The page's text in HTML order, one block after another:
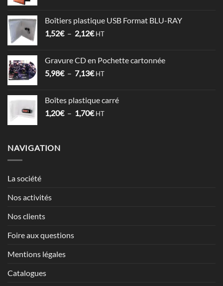
1,53€
à
Boîtiers plastique USB Format BLU-RAY
1,52€ – 2,12€Plage
1,52€
à
HT
Gravure CD en Pochette cartonnée
5,98€ – 7,13€Plage
5,98€
à
HT
Boîtes plastique carré
1,20€ – 1,70€Plage
HT
NAVIGATION
La société
Nos activités
Nos clients
Foire aux questions
Mentions légales
Catalogues